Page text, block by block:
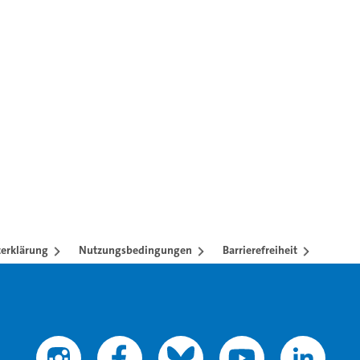
mit TAB-Taste.
Nutzungsbedingungen Barrierefreiheit